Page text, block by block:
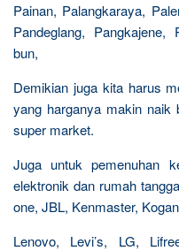
Painan, Palangkaraya,
Pandeglang, Pangkajene,
bun,
Demikian juga kita harus
yang harganya makin naik
super market.
Juga untuk pemenuhan
elektronik dan rumah
one, JBL, Kenmaster,
Lenovo, Levi’s, LG,